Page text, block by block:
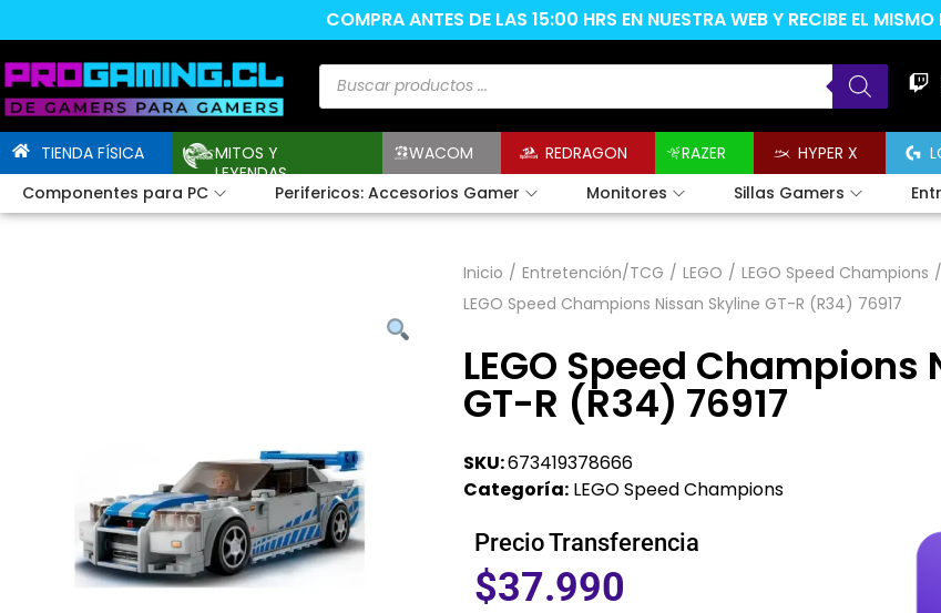
COMPRA ANTES DE LAS 15:00 HRS EN NUESTRA WEB Y RECIBE EL
TIENDA FÍSICA
MITOS Y
LEYENDAS
WACOM REDRAGON RAZER HYPER X
Componentes para PC
Perifericos: Accesorios Gamer Monitores Sillas Gamers
Inicio / Entretención/TCG / LEGO / LEGO Speed Champions /
LEGO Speed Champions Nissan Skyline GT-R (R34) 76917
LEGO Speed
GT-R (R34) 76917
SKU:673419378666
Categoría: LEGO Speed Champions
Precio Transferencia
$37.990